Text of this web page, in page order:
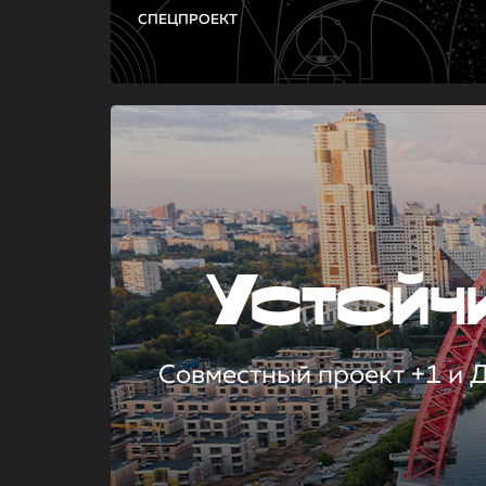
СПЕЦПРОЕКТ
Совместный проект +1 и